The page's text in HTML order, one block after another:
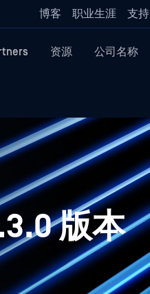
博客 职业生涯 支持
资源 公司名称
版本